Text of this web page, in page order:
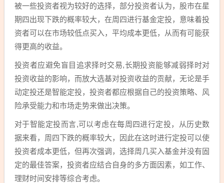
被一些投资者视为较好的选择，部分投资者认为，股市在星
期四出现下跌的概率较大，在周四进行基金定投，意味着投
资者可以在市场较低点买入，平均成本更低，从而有可能获
得更高的收益。
投资者应避免盲目追求择时交易,长期投资能够减弱择时对
投资收益的影响，而放大选基对投资收益的贡献，无论是手
动定投还是智能定投，投资者都应根据自己的投资策略、风
险承受能力和市场走势来做出决策。
对于智能定投而言,可以考虑在每周四进行定投，从历史数
据来看，周四下跌的概率较大，因此在这时进行定投可以使
投资者成本更低，但再次强调，选择周几买入基金并没有固
定的最佳答案，投资者应结合自身的多方面因素，如工作、
理财时间安排等综合考虑。